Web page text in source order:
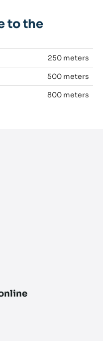
to the
250 meters
500 meters
800 meters